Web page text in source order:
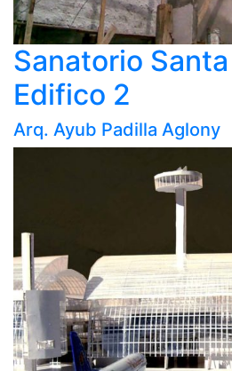
Sanatorio
Edifico 2
Arq. Ayub Padilla Aglony